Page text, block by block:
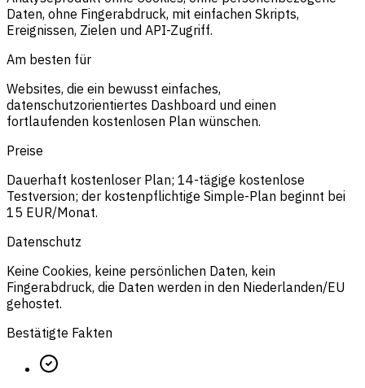
Daten, ohne Fingerabdruck, mit einfachen Skripts,
Ereignissen, Zielen und API-Zugriff.
Am besten für
Websites, die ein bewusst einfaches,
datenschutzorientiertes Dashboard und einen
fortlaufenden kostenlosen Plan wünschen.
Preise
Dauerhaft kostenloser Plan; 14-tägige kostenlose
Testversion; der kostenpflichtige Simple-Plan beginnt bei
15 EUR/Monat.
Datenschutz
Keine Cookies, keine persönlichen Daten, kein
Fingerabdruck, die Daten werden in den Niederlanden/EU
gehostet.
Bestätigte Fakten